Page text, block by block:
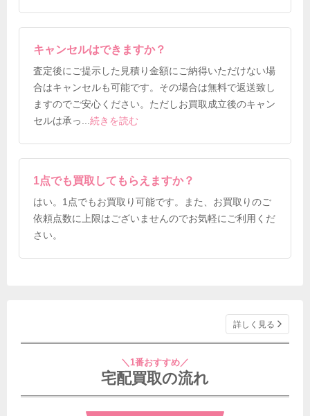
キャンセルはできますか？
査定後にご提示した見積り金額にご納得いただけない場
合はキャンセルも可能です。その場合は無料で返送致し
ますのでご安心ください。ただしお買取成立後のキャン
セルは承っ
...続きを読む
1点でも買取してもらえますか？
はい。1点でもお買取り可能です。また、お買取りのご
依頼点数に上限はございませんのでお気軽にご利用くだ
さい。
詳しく見る
＼1番おすすめ／
宅配買取の流れ